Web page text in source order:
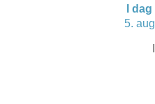
I dag
5. aug